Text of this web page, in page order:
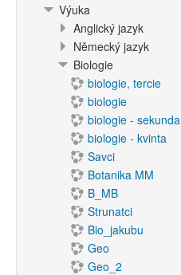
Výuka
Anglický jazyk
Německý jazyk
Biologie
biologie, tercie
biologie
biologie - sekunda
biologie - kvinta
Savci
Botanika MM
B_MB
Strunatci
Bio_jakubu
Geo
Geo_2